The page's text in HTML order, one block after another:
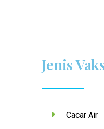
Jenis
Cacar Air